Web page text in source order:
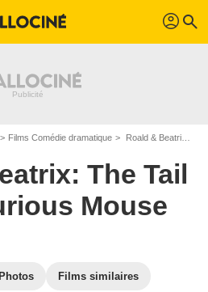
profil search
Films Comédie dramatique Roald & Beatrix: The Tail of the Curious Mouse de David Kerr
The Tail
Mouse
Photos Films similaires